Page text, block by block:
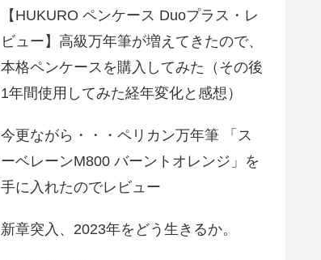
【HUKURO ペンケース Duoプラス・レ
ビュー】高級万年筆が増えてきたので、
本格ペンケースを購入してみた（その後
1年間使用してみた経年変化と感想）
今更ながら・・・ペリカン万年筆 「ス
ーベレーンM800 バーントオレンジ」を
手に入れたのでレビュー
新章突入、2023年をどう生きるか。